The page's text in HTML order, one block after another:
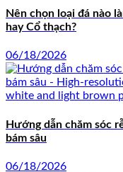
Nên chọn loại đá nào
hay Cổ thạch?
06/18/2026
Hướng dẫn chăm sóc
bám sâu
06/18/2026